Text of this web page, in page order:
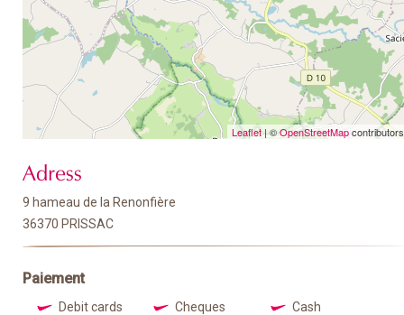
Leaflet | ©OpenStreetMapcontributors
Adress
9 hameau de la Renonfière
36370 PRISSAC
Paiement
Debit cards Cheques Cash